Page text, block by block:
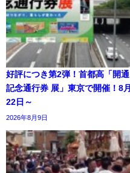
好評につき第2弾！首都高「開通
記念通行券 展」東京で開催！8月
22日～
2026年8月9日